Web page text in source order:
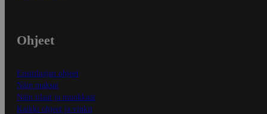
Ohjeet
Ensitilaajan ohjeet
Näin maksat
Näin tilaat ja muokkaat
Kaikki ohjeet ja vinkit